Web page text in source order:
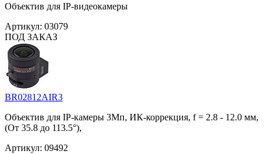
Объектив для IP-видеокамеры
Артикул: 03079
ПОД ЗАКАЗ
BR02812AIR3
Объектив для IP-камеры 3Мп, ИК-коррекция, f = 2.8 - 12.0 мм,
(От 35.8 до 113.5°),
Артикул: 09492